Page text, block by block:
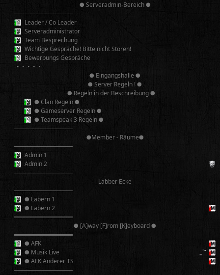
● Serveradmin-Bereich ●
──────────
Leader / Co Leader
Serveradministrator
Team Besprechung
Wichtige Gespräche! Bitte nicht Stören!
Bewerbungs Gespräche
–•–•–•–•–•
● Eingangshalle ●
● Server Regeln ! ●
● Regeln in der Beschreibung ●
● Clan Regeln ●
● Gameserver Regeln ●
● Teamspeak 3 Regeln ●
──────────
●Member - Räume●
──────────
Admin 1
Admin 2
──────────
Labber Ecke
──────────
● Labern 1
● Labern 2
══════════
● [A]way [F]rom [K]eyboard ●
══════════
● AFK
● Musik Live
● AFK Anderer TS
──────────